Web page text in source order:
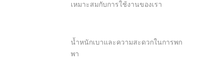
เหมาะสมกับการใช้งานของเรา
น้ำหนักเบาและความสะดวกในการพก
พา